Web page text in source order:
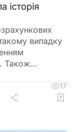
історія
випадку
Також
із даними 17